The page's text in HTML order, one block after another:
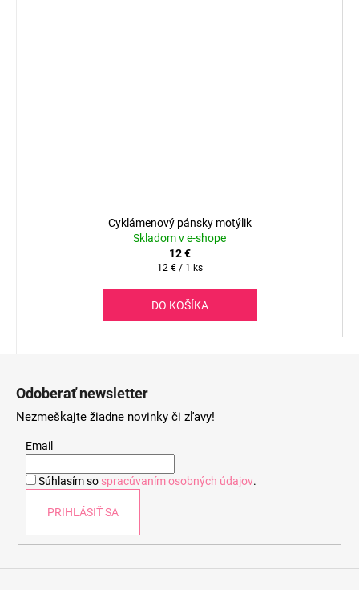
Cyklámenový pánsky motýlik
Skladom v e-shope
12 €
Jednotková
12 € / 1 ks
DO KOŠÍKA
Odoberať newsletter
Nezmeškajte žiadne novinky či zľavy!
Email
Súhlasím so spracúvaním osobných údajov.
PRIHLÁSIŤ SA